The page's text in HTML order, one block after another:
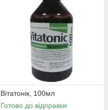
Вітатонік, 100мл
Готово до відправки